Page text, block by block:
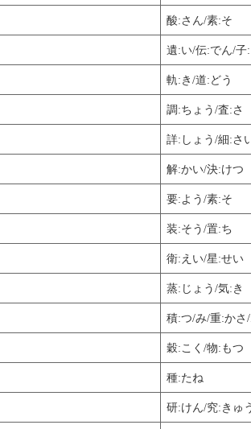
酸:さん/素:そ
遺:い/伝:でん/子
軌:き/道:どう
調:ちょう/査:さ
詳:しょう/細:さ
解:かい/決:けつ
要:よう/素:そ
装:そう/置:ち
衛:えい/星:せい
蒸:じょう/気:き
積:つ/み/重:かさ
穀:こく/物:もつ
種:たね
研:けん/究:きゅ